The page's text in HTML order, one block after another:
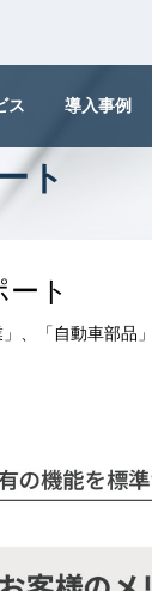
ス 導入事例
ト
ト
、「自動車部品